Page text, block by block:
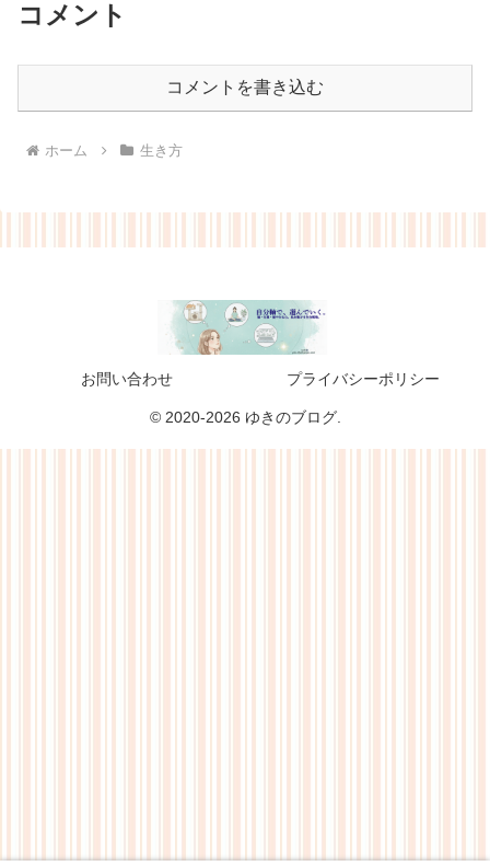
コメント
コメントを書き込む
ホーム 生き方
お問い合わせ プライバシーポリシー
© 2020-2026 ゆきのブログ.